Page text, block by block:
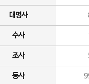
대명사
수사
조사
동사